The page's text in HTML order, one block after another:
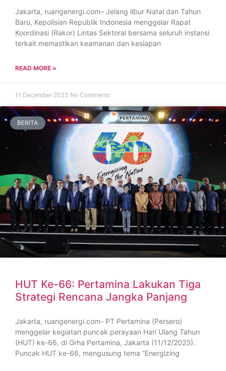
Jakarta, ruangenergi.com– Jelang libur Natal dan Tahun
Baru, Kepolisian Republik Indonesia menggelar Rapat
Koordinasi (Rakor) Lintas Sektoral bersama seluruh instansi
terkait memastikan keamanan dan kesiapan
READ MORE »
11 December 2023 No Comments
BERITA
HUT Ke-66: Pertamina Lakukan Tiga
Strategi Rencana Jangka Panjang
Jakarta, ruangenergi.com- PT Pertamina (Persero)
menggelar kegiatan puncak perayaan Hari Ulang Tahun
(HUT) ke-66, di Grha Pertamina, Jakarta (11/12/2023).
Puncak HUT ke-66, mengusung tema “Energizing